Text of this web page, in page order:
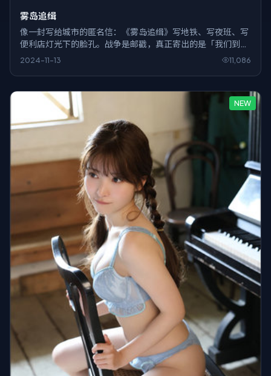
雾岛追缉
像一封写给城市的匿名信：《雾岛追缉》写地铁、写夜班、写
便利店灯光下的脸孔。战争是邮戳，真正寄出的是「我们到底
在忙什么」。
2024-11-13 11,086
NEW